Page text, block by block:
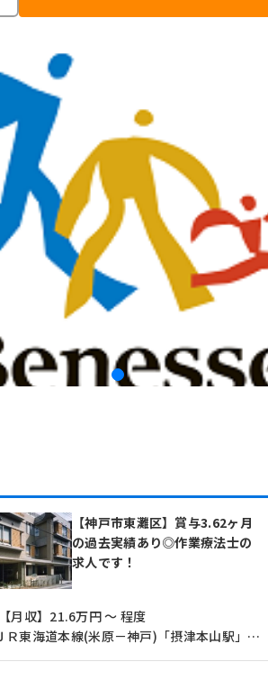
【神戸市東灘区】賞与3.62ヶ月
の過去実績あり◎作業療法士の
求人です！
【月収】21.6万円 ～ 程度
ＪＲ東海道本線(米原－神戸)「摂津本山駅」（徒歩7分）